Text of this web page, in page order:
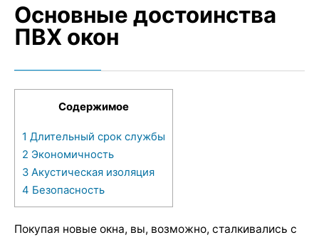
Основные достоинства
ПВХ окон
Содержимое
1 Длительный срок службы
2 Экономичность
3 Акустическая изоляция
4 Безопасность
Покупая новые окна, вы, возможно, сталкивались с